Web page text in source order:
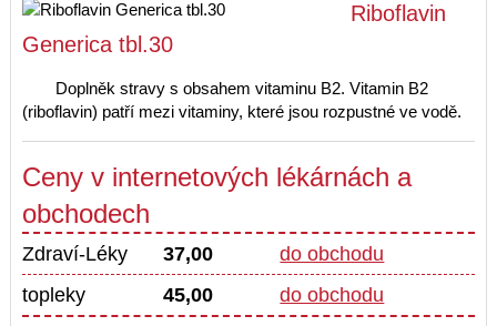
Riboflavin
Generica tbl.30
Doplněk stravy s obsahem vitaminu B2. Vitamin B2
(riboflavin) patří mezi vitaminy, které jsou rozpustné ve vodě.
Ceny v internetových lékárnách a
obchodech
Zdraví-Léky 37,00
do obchodu
topleky
45,00 do obchodu